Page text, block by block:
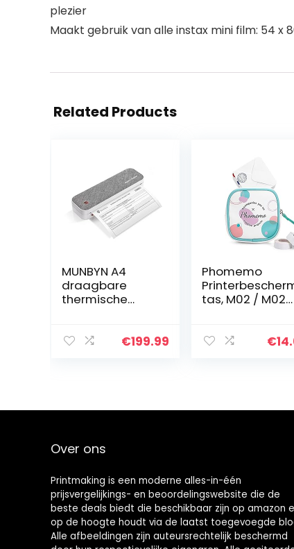
plezier
Maakt gebruik van alle instax mini film: 54
Related Products
MUNBYN A4
draagbare
thermische
papierprinter,
€199.99
Phomemo
tas, M02 / M02S
herbruikbaar
€
Over ons
Printmaking is een moderne alles-in-één
prijsvergelijkings- en beoordelingswebsite die de
beste deals biedt die beschikbaar zijn op amazon
op de hoogte houdt via de laatst toegevoegde
Alle afbeeldingen zijn auteursrechtelijk beschermd